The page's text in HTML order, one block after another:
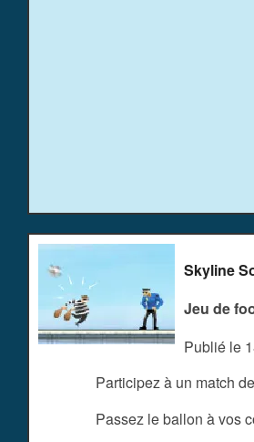
Skyline
Jeu de
Publié le
Participez à un match
Passez le ballon à vos